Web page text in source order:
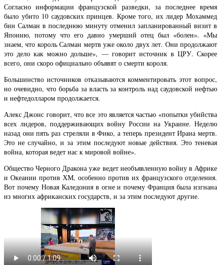
Согласно информации французской разведки, за последнее время
было убито 10 саудовских принцев. Кроме того, их лидер Мохаммед
бин Салман в последнюю минуту отменил запланированный визит в
Японию, потому что его давно умерший отец был «болен». «Мы
знаем, что король Салман мертв уже около двух лет. Они продолжают
это дело как можно дольше», — говорит источник в ЦРУ. Скорее
всего, они скоро официально объявят о смерти короля.
Большинство источников отказываются комментировать этот вопрос,
но очевидно, что борьба за власть за контроль над саудовской нефтью
и нефтедолларом продолжается.
Алекс Джонс говорит, что все это является частью «попытки убийства
всех лидеров, поддерживающих войну России на Украине. Неделю
назад они пять раз стреляли в Фико, а теперь президент Ирана мертв.
Это не случайно, и за этим последуют новые действия. Это теневая
война, которая ведет нас к мировой войне».
Общество Черного Дракона уже ведет необъявленную войну в Африке
и Океании против ХМ, особенно против их французского отделения.
Вот почему Новая Каледония в огне и почему Франция была изгнана
из многих африканских государств, и за этим последуют другие.